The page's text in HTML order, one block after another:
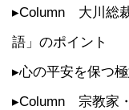
▸Column 大川総
語」のポイント
▸心の平安を保つ
▸Column 宗教家